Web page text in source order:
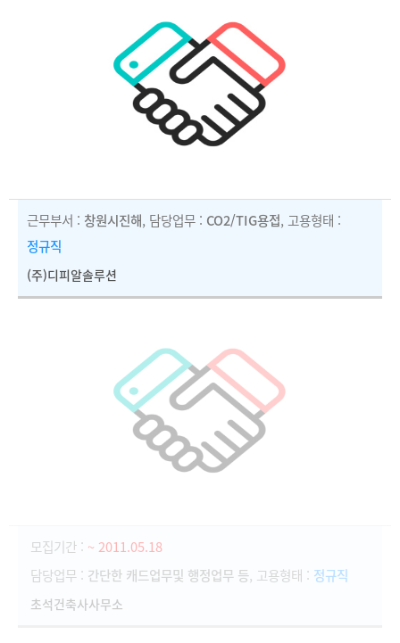
근무부서 : 창원시진해, 담당업무 : CO2/TIG용접, 고용형태 :
정규직
(주)디피알솔루션
모집기간 : ~ 2011.05.18
담당업무 : 간단한 캐드업무및 행정업무 등, 고용형태 : 정규직
초석건축사사무소